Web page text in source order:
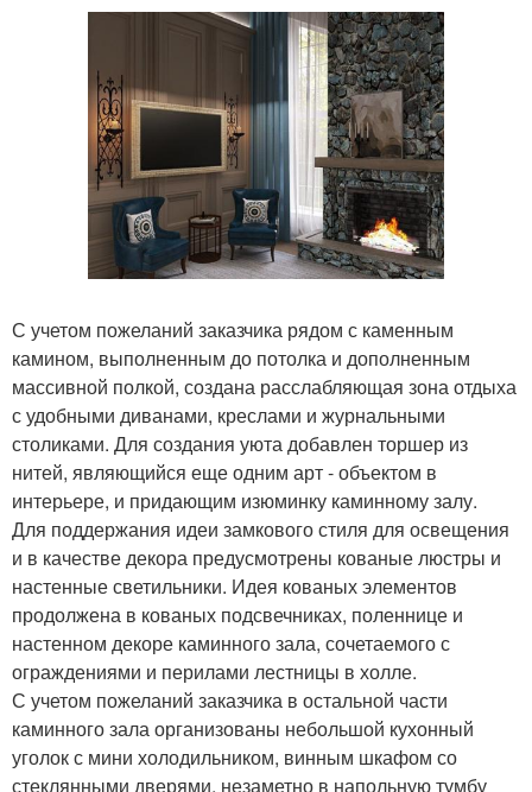
С учетом пожеланий заказчика рядом с каменным
камином, выполненным до потолка и дополненным
массивной полкой, создана расслабляющая зона отдыха
с удобными диванами, креслами и журнальными
столиками. Для создания уюта добавлен торшер из
нитей, являющийся еще одним арт - объектом в
интерьере, и придающим изюминку каминному залу.
Для поддержания идеи замкового стиля для освещения
и в качестве декора предусмотрены кованые люстры и
настенные светильники. Идея кованых элементов
продолжена в кованых подсвечниках, поленнице и
настенном декоре каминного зала, сочетаемого с
ограждениями и перилами лестницы в холле.
С учетом пожеланий заказчика в остальной части
каминного зала организованы небольшой кухонный
уголок с мини холодильником, винным шкафом со
стеклянными дверями, незаметно в напольную тумбу